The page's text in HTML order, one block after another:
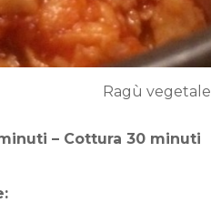
Ragù vegetale
– Cottura 30 minuti